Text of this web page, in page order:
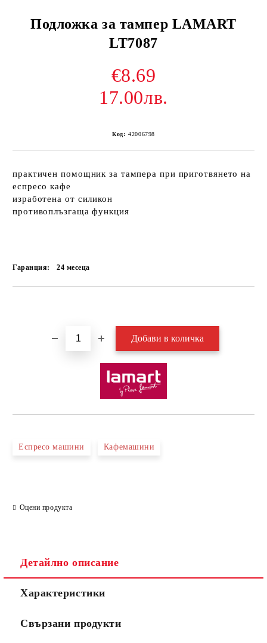
Подложка за тампер LAMART
LT7087
€8.69
17.00лв.
Код: 42006798
практичен помощник за тампера при приготвянето на
еспресо кафе
изработена от силикон
противоплъзгаща функция
Гаранция: 24 месеца
Еспресо машини Кафемашини
Оцени продукта
Детайлно описание
Характеристики
Свързани продукти